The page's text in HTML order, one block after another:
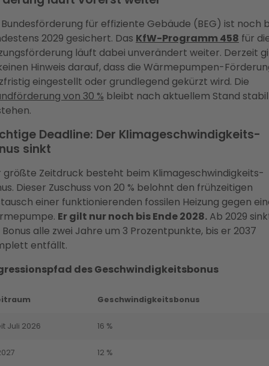
für effiziente Gebäude (BEG) ist noch
2029 gesichert. Das KfW-Programm 458 für
läuft dabei unverändert weiter. Derzeit
Hinweis darauf, dass die Wärmepumpen-
eingestellt oder grundlegend gekürzt wird. Die
von 30 % bleibt nach aktuellem Stand stabil
Deadline: Der Klimageschwindigkeits-
sinkt
größte Zeitdruck besteht beim Klimageschwindigkeits-
Dieser Zuschuss von 20 % belohnt den frühzeitigen
einer funktionierenden fossilen Heizung gegen
Er gilt nur noch bis Ende 2028. Ab 2029
alle zwei Jahre um 3 Prozentpunkte, bis er 2037
entfällt.
des Geschwindigkeitsbonus
Geschwindigkeitsbonus
Juli 2026 16 %
12 %